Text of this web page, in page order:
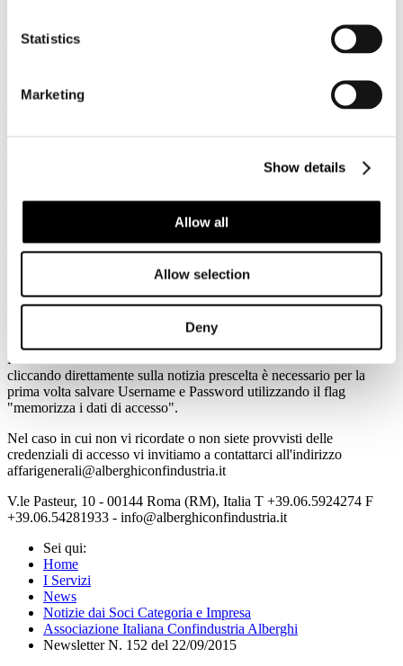
Statistics
Marketing
Show details
Allow all
Allow selection
Deny
Colosseo
TRAVELNOSTOP
Italia, viaggia nella bellezza: la campagna del Mibact per i
turisti italiani
Musei e siti culturali in Italia diventano servizi essenziali
GUIDA VIAGGI
GUIDA VIAGGI
Tutte le informazioni sono consultabili all'indirizzo
Per accedere in automatico alle informazioni della Newsletter
cliccando direttamente sulla notizia prescelta è necessario per la
prima volta salvare Username e Password utilizzando il flag
"memorizza i dati di accesso".
Nel caso in cui non vi ricordate o non siete provvisti delle
credenziali di accesso vi invitiamo a contattarci all'indirizzo
affarigenerali@alberghiconfindustria.it
V.le Pasteur, 10 - 00144 Roma (RM), Italia T +39.06.5924274 F
+39.06.54281933 - info@alberghiconfindustria.it
Sei qui:
Home
I Servizi
News
Notizie dai Soci Categoria e Impresa
Associazione Italiana Confindustria Alberghi
Newsletter N. 152 del 22/09/2015